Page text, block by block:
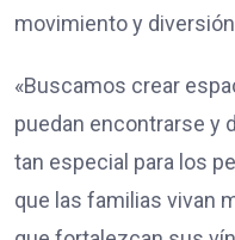
movimiento y
«Buscamos crear
puedan encontrarse y
tan especial para los
que las familias vivan